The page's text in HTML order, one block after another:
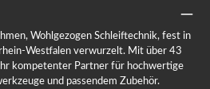
Wohlgezogen Schleiftechnik, fest in
Westfalen verwurzelt. Mit über 43
kompetenter Partner für hochwertige
und passendem Zubehör.